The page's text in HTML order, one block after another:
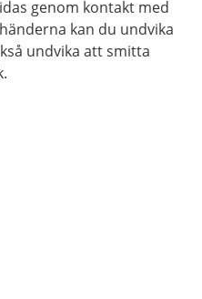
genom kontakt med
kan du undvika
undvika att smitta